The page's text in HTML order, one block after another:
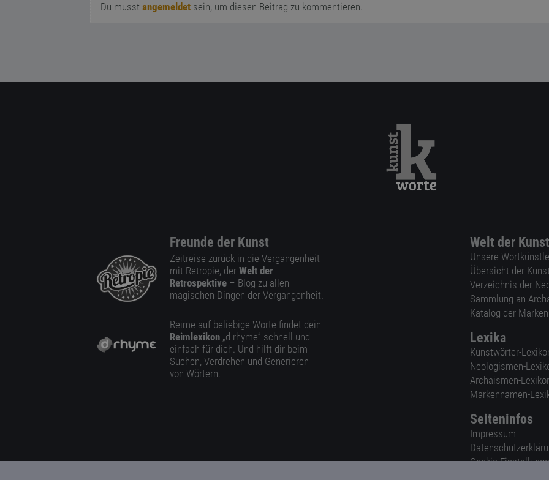
Du musst angemeldet sein, um diesen Beitrag zu kommentieren.
Freunde der Kunst
Zeitreise zurück in die Vergangenheit
mit Retropie, der Welt der
Retrospektive – Blog zu allen
magischen Dingen der Vergangenheit.
Reime auf beliebige Worte findet dein
Reimlexikon „d-rhyme” schnell und
einfach für dich. Und hilft dir beim
Suchen, Verdrehen und Generieren
von Wörtern.
Welt der
Unsere
Übersicht der
Verzeichnis der
Sammlung an
Katalog der
Lexika
Kunstwörter-
Neologismen-
Archaismen-
Markennamen-
Seiteninfos
Impressum
Cookie-